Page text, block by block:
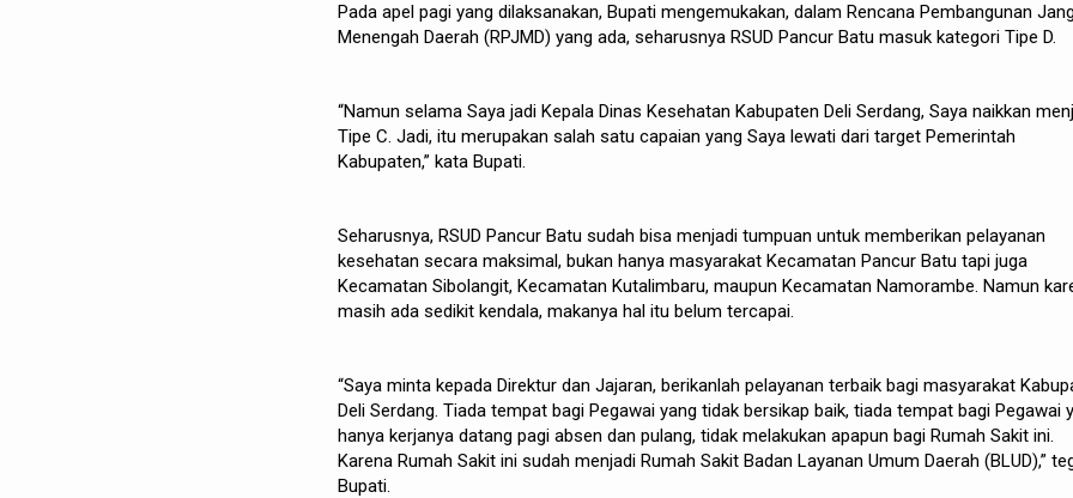
Pada apel pagi yang dilaksanakan, Bupati mengemukakan, dalam Rencana Pembangunan
Menengah Daerah (RPJMD) yang ada, seharusnya RSUD Pancur Batu masuk kategori Tipe D.
“Namun selama Saya jadi Kepala Dinas Kesehatan Kabupaten Deli Serdang, Saya naikkan
Tipe C. Jadi, itu merupakan salah satu capaian yang Saya lewati dari target Pemerintah
Kabupaten,” kata Bupati.
Seharusnya, RSUD Pancur Batu sudah bisa menjadi tumpuan untuk memberikan pelayanan
kesehatan secara maksimal, bukan hanya masyarakat Kecamatan Pancur Batu tapi juga
Kecamatan Sibolangit, Kecamatan Kutalimbaru, maupun Kecamatan Namorambe. Namun
masih ada sedikit kendala, makanya hal itu belum tercapai.
“Saya minta kepada Direktur dan Jajaran, berikanlah pelayanan terbaik bagi masyarakat
Deli Serdang. Tiada tempat bagi Pegawai yang tidak bersikap baik, tiada tempat bagi Pegawai
hanya kerjanya datang pagi absen dan pulang, tidak melakukan apapun bagi Rumah Sakit ini.
Karena Rumah Sakit ini sudah menjadi Rumah Sakit Badan Layanan Umum Daerah (BLUD),”
Bupati.